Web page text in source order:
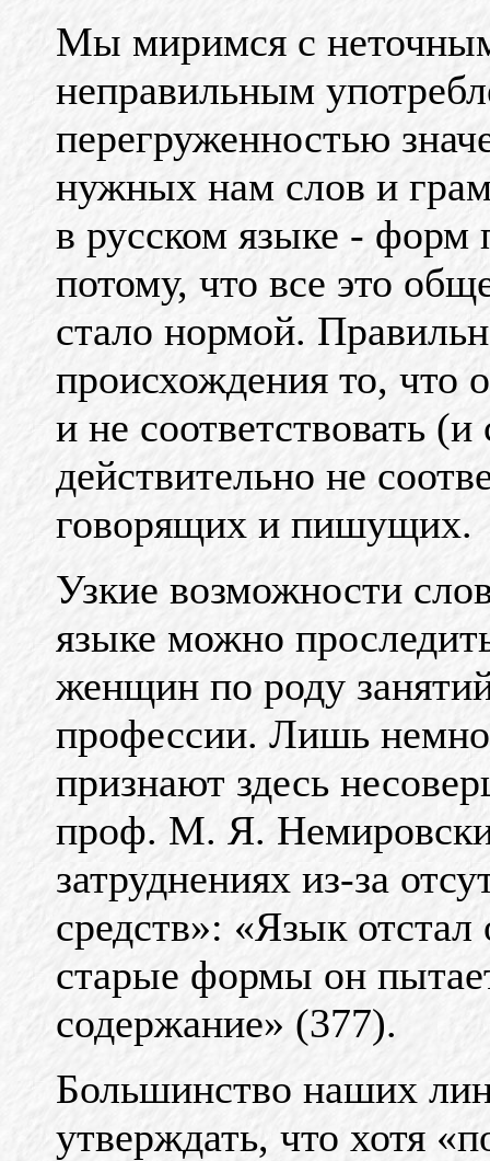
Мы миримся с
неправильным
перегруженностью
нужных нам слов и
в русском языке - форм
потому, что все это
стало нормой.
происхождения то, что
и не соответствовать
действительно не
говорящих и пишущих.
Узкие возможности
языке можно
женщин по роду
профессии. Лишь
признают здесь
проф. М. Я.
затруднениях из-за
средств»: «Язык
старые формы он
содержание» (377).
Большинство наших
утверждать, что хотя